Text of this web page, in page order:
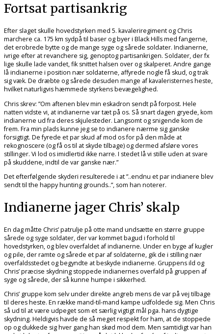
Fortsat partisankrig
Efter slaget skulle hovedstyrken med 5. kavaleriregiment og Chris
marchere ca. 175 km sydpå til baser og byer i Black Hills med fangerne,
det erobrede bytte og de mange syge og sårede soldater. Indianerne,
ivrige efter at revanchere sig, genoptog partisankrigen. Soldater, der fx
lige skulle lade vandet, fik snittet halsen over og skalperet. Andre gange
lå indianerne i position nær soldaterne, affyrede nogle få skud, og trak
sig væk. De dræbte og sårede desuden mange af kavaleristernes heste,
hvilket naturligvis hæmmede styrkens bevægelighed.
Chris skrev: ”Om aftenen blev min eskadron sendt på forpost. Hele
natten vidste vi, at indianerne var tæt på os. Så snart dagen gryede, kom
indianerne ud fra deres skjulesteder. Langsomt og snigende kom de
frem. Fra min plads kunne jeg se to indianere nærme sig ganske
forsigtigt. De fyrede et par skud af mod os for på den måde at
rekognoscere (og få os til at skyde tilbage) og dermed afsløre vores
stillinger. Vi lod os imidlertid ikke narre. I stedet lå vi stille uden at svare
på skuddene, indtil de var ganske nær.”
Det efterfølgende skyderi resulterede i at ”..endnu et par indianere blev
sendt til the happy hunting grounds..”, som han noterer.
Indianerne jager Chris’ skalp
En dag måtte Chris’ patrulje på otte mand undsætte en større gruppe
sårede og syge soldater, der var kommet bagud i forhold til
hovedstyrken, og blev overfaldet af indianerne. Under en byge af kugler
og pile, der ramte og sårede et par af soldaterne, gik de i stilling nær
overfaldsstedet og begyndte at beskyde indianerne. Gruppens ild og
Chris’ præcise skydning stoppede indianernes overfald på gruppen af
syge og sårede, der så kunne humpe i sikkerhed.
Chris’ gruppe kom selv under direkte angreb mens de var på vej tilbage
til deres heste. En række mand-til-mand kampe udfoldede sig. Men Chris
så ud til at være udpeget som et særlig vigtigt mål pga. hans dygtige
skydning. Heldigvis havde de så meget respekt for ham, at de stoppede
op og dukkede sig hver gang han skød mod dem. Men samtidigt var han